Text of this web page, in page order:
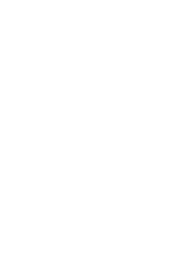
últimos meses